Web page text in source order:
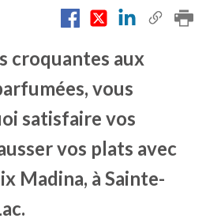
croquantes aux
vous
satisfaire vos
vos plats avec
Madina, à Sainte-